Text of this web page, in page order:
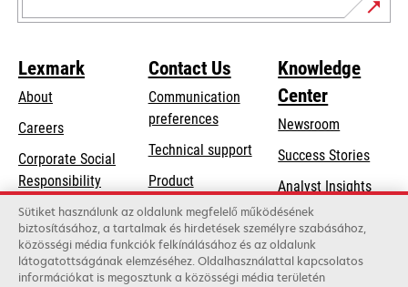
Lexmark
About
Careers
Corporate Social
Responsibilityopens
a
new
tab
Sustainability
Lexmark Partners
Contact Us
Communication
preferences
Technical supportopens
a
new
tab
Product
registration
Find a dealer
List of wholesalers
Knowledge
Center
Newsroom
Success Stories
Analyst Insights
Sütiket használunk az oldalunk megfelelő működésének
biztosításához, a tartalmak és hirdetések személyre szabásához,
közösségi média funkciók felkínálásához és az oldalunk
látogatottságának elemzéséhez. Oldalhasználattal kapcsolatos
információkat is megosztunk a közösségi média területén